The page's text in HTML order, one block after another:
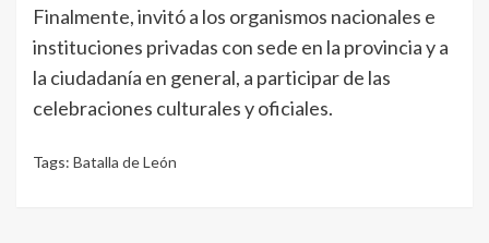
Finalmente, invitó a los organismos nacionales e
instituciones privadas con sede en la provincia y a
la ciudadanía en general, a participar de las
celebraciones culturales y oficiales.
Tags: Batalla de León